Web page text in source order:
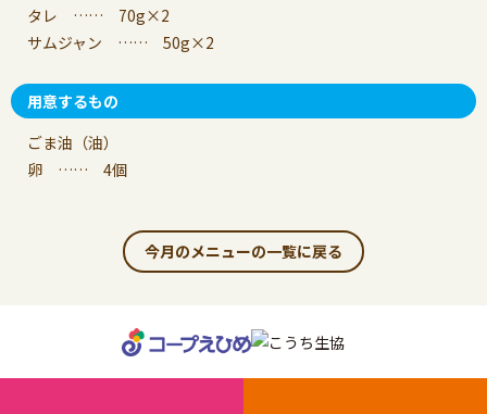
タレ …… 70g×2
サムジャン …… 50g×2
用意するもの
ごま油（油）
卵 …… 4個
今月のメニューの一覧に戻る